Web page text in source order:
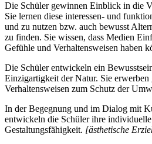
Die Schüler gewinnen Einblick in die
Sie lernen diese interessen- und
und zu nutzen bzw. auch bewusst
zu finden. Sie wissen, dass Medien
Gefühle und Verhaltensweisen haben
Die Schüler entwickeln ein
Einzigartigkeit der Natur. Sie erwerben
Verhaltensweisen zum Schutz der
In der Begegnung und im Dialog mit
entwickeln die Schüler ihre
Gestaltungsfähigkeit. [ästhetische